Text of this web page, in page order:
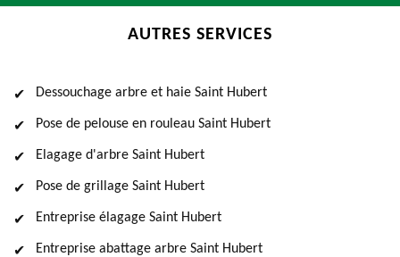
AUTRES SERVICES
Dessouchage arbre et haie Saint Hubert
Pose de pelouse en rouleau Saint Hubert
Elagage d'arbre Saint Hubert
Pose de grillage Saint Hubert
Entreprise élagage Saint Hubert
Entreprise abattage arbre Saint Hubert